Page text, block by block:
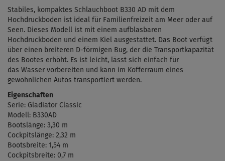
Stabiles, kompaktes Schlauchboot B330 AD mit dem
Hochdruckboden ist ideal für Familienfreizeit am Meer oder auf
Seen. Dieses Modell ist mit einem aufblasbaren
Hochdruckboden und einem Kiel ausgestattet. Das Boot verfügt
über einen breiteren D-förmigen Bug, der die Transportkapazität
des Bootes erhöht. Es ist leicht, lässt sich einfach für
das Wasser vorbereiten und kann im Kofferraum eines
gewöhnlichen Autos transportiert werden.
Eigenschaften
Serie: Gladiator Classic
Modell: B330AD
Bootslänge: 3,30 m
Cockpitslänge: 2,32 m
Bootsbreite: 1,54 m
Cockpitsbreite: 0,7 m